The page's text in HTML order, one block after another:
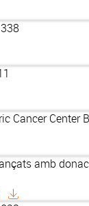
Cancer Center
amb